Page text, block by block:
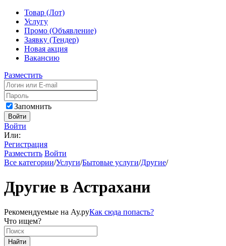
Товар (Лот)
Услугу
Промо (Объявление)
Заявку (Тендер)
Новая акция
Вакансию
Разместить
Запомнить
Войти
Войти
Или:
Регистрация
Разместить Войти
Все категории/Услуги/Бытовые услуги/Другие/
Другие в Астрахани
Рекомендуемые на Ау.руКак сюда попасть?
Что ищем?
Найти